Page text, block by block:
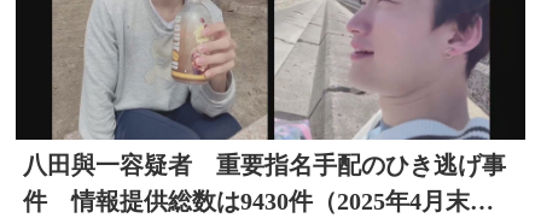
八田與一容疑者 重要指名手配のひき逃げ事
件 情報提供総数は9430件（2025年4月末時